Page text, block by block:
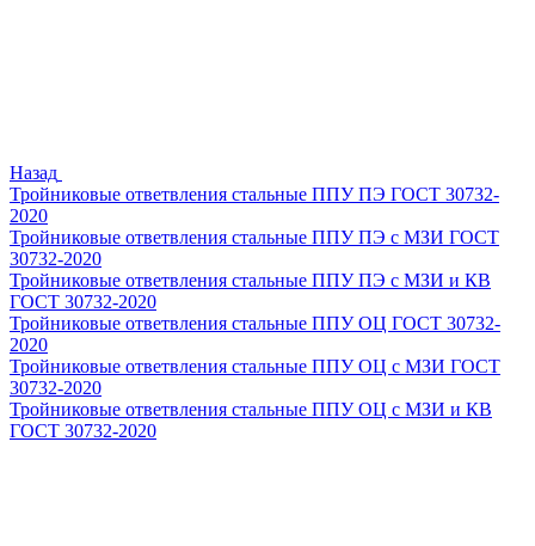
Назад
Тройниковые ответвления стальные ППУ ПЭ ГОСТ 30732-
2020
Тройниковые ответвления стальные ППУ ПЭ с МЗИ ГОСТ
30732-2020
Тройниковые ответвления стальные ППУ ПЭ с МЗИ и КВ
ГОСТ 30732-2020
Тройниковые ответвления стальные ППУ ОЦ ГОСТ 30732-
2020
Тройниковые ответвления стальные ППУ ОЦ с МЗИ ГОСТ
30732-2020
Тройниковые ответвления стальные ППУ ОЦ с МЗИ и КВ
ГОСТ 30732-2020